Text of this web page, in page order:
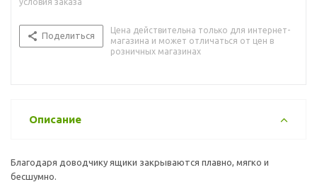
Поделиться
Цена действительна только для интернет-
магазина и может отличаться от цен в
розничных магазинах
Описание
Благодаря доводчику ящики закрываются плавно, мягко и
бесшумно.